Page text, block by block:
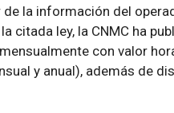
la información del
citada ley, la CNMC ha
con valor
y anual), además de